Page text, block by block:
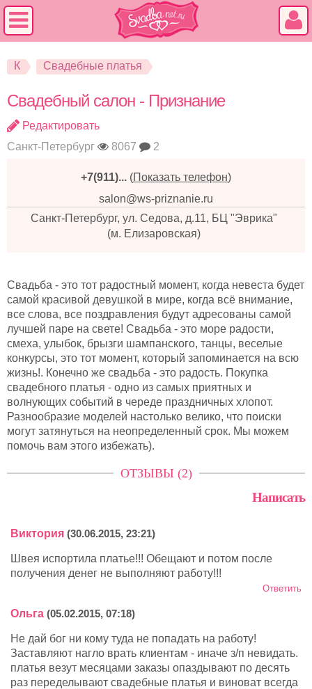
К Свадебные платья
Свадебный салон - Признание
Редактировать
Санкт-Петербург
8067 2
+7(911)... (Показать телефон)
salon@ws-priznanie.ru
Санкт-Петербург, ул. Седова, д.11, БЦ "Эврика"
(м. Елизаровская)
Свадьба - это тот радостный момент, когда невеста будет
самой красивой девушкой в мире, когда всё внимание,
все слова, все поздравления будут адресованы самой
лучшей паре на свете! Свадьба - это море радости,
смеха, улыбок, брызги шампанского, танцы, веселые
конкурсы, это тот момент, который запоминается на всю
жизнь!. Конечно же свадьба - это радость. Покупка
свадебного платья - одно из самых приятных и
волнующих событий в череде праздничных хлопот.
Разнообразие моделей настолько велико, что поиски
могут затянуться на неопределенный срок. Мы можем
помочь вам этого избежать).
ОТЗЫВЫ (2)
Написать
Виктория (30.06.2015, 23:21)
Швея испортила платье!!! Обещают и потом после
получения денег не выполняют работу!!!
Ответить
Ольга (05.02.2015, 07:18)
Не дай бог ни кому туда не попадать на работу!
Заставляют нагло врать клиентам - иначе з/п невидать.
платья везут месяцами заказы опаздывают по десять
раз переделывают свадебные платья и виноват всегда